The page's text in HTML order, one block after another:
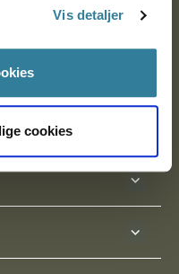
Vis detaljer
cookies